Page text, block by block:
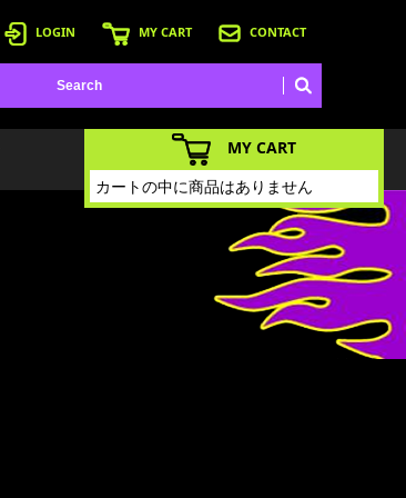
LOGIN MY CART CONTACT
MY CART
カートの中に商品はありません